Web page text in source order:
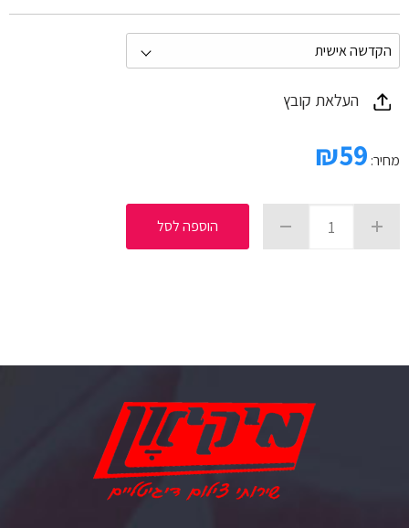
העלאת קובץ
מחיר: ₪59
הוספה לסל